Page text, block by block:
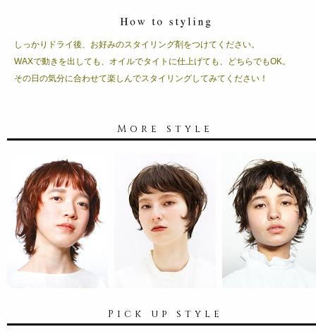
しっかりドライ後、お好みのスタイリング剤をつけてください。
WAXで動きを出しても、オイルでタイトに仕上げても、どちらでもOK。
その日の気分に合わせて楽しんでスタイリングしてみてください！
More style
Pick up style